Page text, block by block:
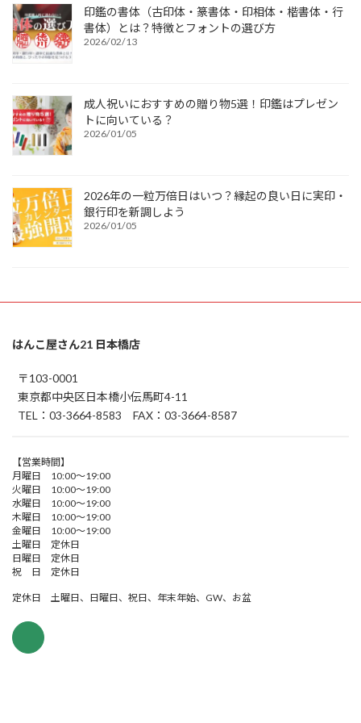
印鑑の書体（古印体・篆書体・印相体・楷書体・行
書体）とは？特徴とフォントの選び方
2026/02/13
成人祝いにおすすめの贈り物5選！印鑑はプレゼン
トに向いている？
2026/01/05
2026年の一粒万倍日はいつ？縁起の良い日に実印・
銀行印を新調しよう
2026/01/05
はんこ屋さん21 日本橋店
〒103-0001
東京都中央区日本橋小伝馬町4-11
TEL：03-3664-8583 FAX：03-3664-8587
【営業時間】
月曜日 10:00～19:00
火曜日 10:00～19:00
水曜日 10:00～19:00
木曜日 10:00～19:00
金曜日 10:00～19:00
土曜日 定休日
日曜日 定休日
祝 日 定休日
定休日 土曜日、日曜日、祝日、年末年始、GW、お盆